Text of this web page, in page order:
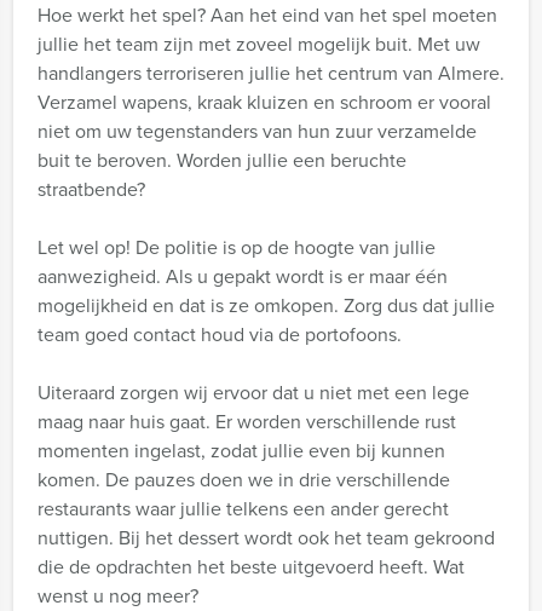
Hoe werkt het spel? Aan het eind van het spel moeten
jullie het team zijn met zoveel mogelijk buit. Met uw
handlangers terroriseren jullie het centrum van Almere.
Verzamel wapens, kraak kluizen en schroom er vooral
niet om uw tegenstanders van hun zuur verzamelde
buit te beroven. Worden jullie een beruchte
straatbende?
Let wel op! De politie is op de hoogte van jullie
aanwezigheid. Als u gepakt wordt is er maar één
mogelijkheid en dat is ze omkopen. Zorg dus dat jullie
team goed contact houd via de portofoons.
Uiteraard zorgen wij ervoor dat u niet met een lege
maag naar huis gaat. Er worden verschillende rust
momenten ingelast, zodat jullie even bij kunnen
komen. De pauzes doen we in drie verschillende
restaurants waar jullie telkens een ander gerecht
nuttigen. Bij het dessert wordt ook het team gekroond
die de opdrachten het beste uitgevoerd heeft. Wat
wenst u nog meer?